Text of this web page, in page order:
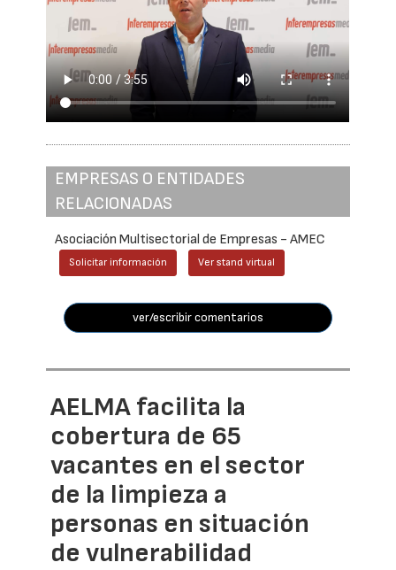
EMPRESAS O ENTIDADES
RELACIONADAS
Asociación Multisectorial de Empresas - AMEC
Solicitar información Ver stand virtual
ver/escribir comentarios
AELMA facilita la
cobertura de 65
vacantes en el sector
de la limpieza a
personas en situación
de vulnerabilidad